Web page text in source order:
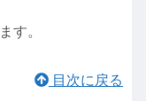
す。
目次に戻る